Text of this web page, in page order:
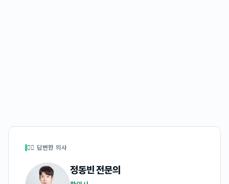
👩‍⚕️ 답변한 의사
정동빈전문의